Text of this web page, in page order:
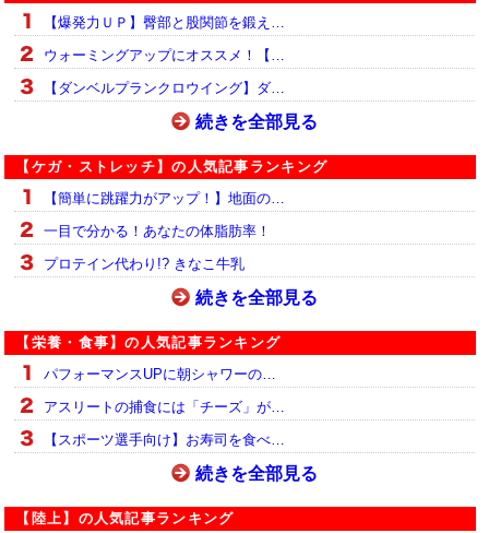
【爆発力ＵＰ】臀部と股関節を鍛え…
ウォーミングアップにオススメ！【…
【ダンベルプランクロウイング】ダ…
続きを全部見る
【ケガ・ストレッチ】の人気記事ランキング
【簡単に跳躍力がアップ！】地面の…
一目で分かる！あなたの体脂肪率！
プロテイン代わり!? きなこ牛乳
続きを全部見る
【栄養・食事】の人気記事ランキング
パフォーマンスUPに朝シャワーの…
アスリートの捕食には「チーズ」が…
【スポーツ選手向け】お寿司を食べ…
続きを全部見る
【陸上】の人気記事ランキング